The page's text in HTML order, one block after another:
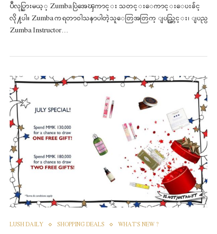
ပဳလုပ္သြားမယ့္ Zumba ပြဲအေၾကာင္း သတင္းေကာင္းေပးခ်င္
လို႔ပါ။ Zumba ကရတာဝါသနာပါတဲ့သူေတြအတြက္ ျပည္တြင္း၊ ျပည္ပ
Zumba Instructor…
LUSH DAILY SHOPPING DEALS WHAT'S NEW ?